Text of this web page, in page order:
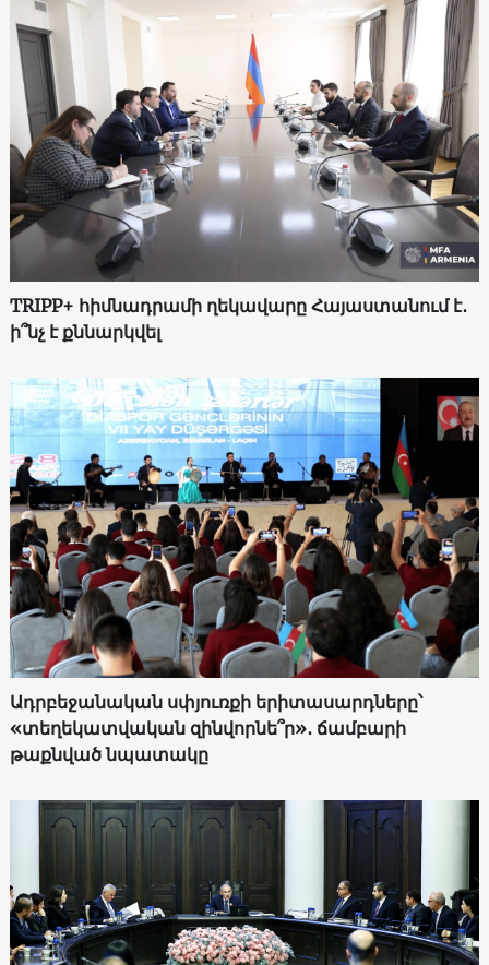
TRIPP+ հիմնադրամի ղեկավարը Հայաստանում է․
ի՞նչ է քննարկվել
Ադրբեջանական սփյուռքի երիտասարդները՝
«տեղեկատվական զինվորնե՞ր»․ ճամբարի
թաքնված նպատակը